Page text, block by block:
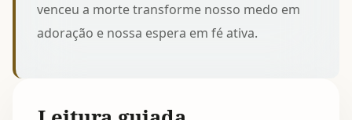
venceu a morte transforme nosso medo em
adoração e nossa espera em fé ativa.